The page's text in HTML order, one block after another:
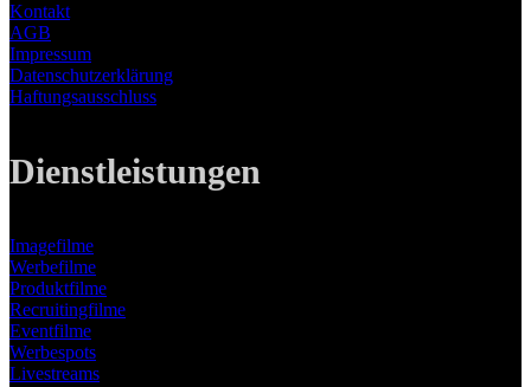
Kontakt
AGB
Impressum
Datenschutzerklärung
Haftungsausschluss
Dienstleistungen
Imagefilme
Werbefilme
Produktfilme
Recruitingfilme
Eventfilme
Werbespots
Livestreams